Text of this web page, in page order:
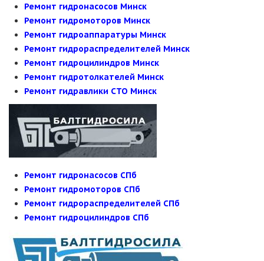
Ремонт гидронасосов Минск
Ремонт гидромоторов Минск
Ремонт гидроаппаратуры Минск
Ремонт гидрораспределителей Минск
Ремонт гидроцилиндров Минск
Ремонт гидротолкателей Минск
Ремонт гидравлики СТО Минск
Ремонт гидронасосов СПб
Ремонт гидромоторов СПб
Ремонт гидрораспределителей СПб
Ремонт гидроцилиндров СПб